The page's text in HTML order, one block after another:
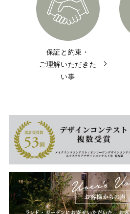
保証と約束・
ご理解いただきた
い事